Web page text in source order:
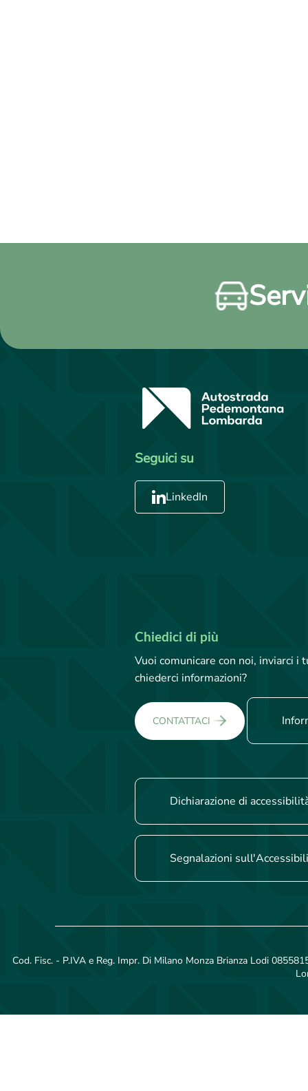
Seguici su
LinkedIn
Chiedici di più
Vuoi comunicare con noi, inviarci
chiederci informazioni?
CONTATTACI
Dichiarazione di
Segnalazioni
Cod. Fisc. - P.IVA e Reg. Impr. Di Milano Monza Brianza Lodi